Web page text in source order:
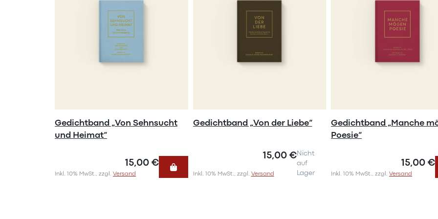
Gedichtband „Von Sehnsucht
und Heimat“
15,00 €
Inkl. 10% MwSt., zzgl. Versand
Gedichtband „Von der Liebe“
15,00 €
Inkl. 10% MwSt., zzgl. Versand
Nicht
auf
Lager
Gedichtband „Manche
Poesie“
15,00 €
Inkl. 10% MwSt., zzgl. Versand